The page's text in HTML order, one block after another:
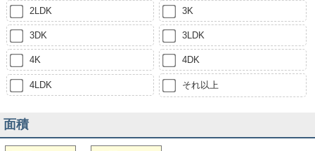
2LDK 3K
3DK 3LDK
4K 4DK
4LDK それ以上
面積